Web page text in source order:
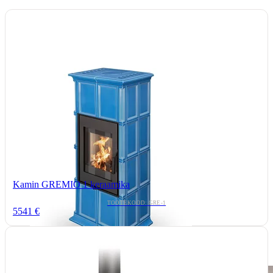
Kamin GREMIO 1 keraamika
TOOTEKOOD: GRE-1
5541 €